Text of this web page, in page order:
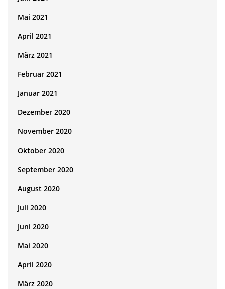
Mai 2021
April 2021
März 2021
Februar 2021
Januar 2021
Dezember 2020
November 2020
Oktober 2020
September 2020
August 2020
Juli 2020
Juni 2020
Mai 2020
April 2020
März 2020